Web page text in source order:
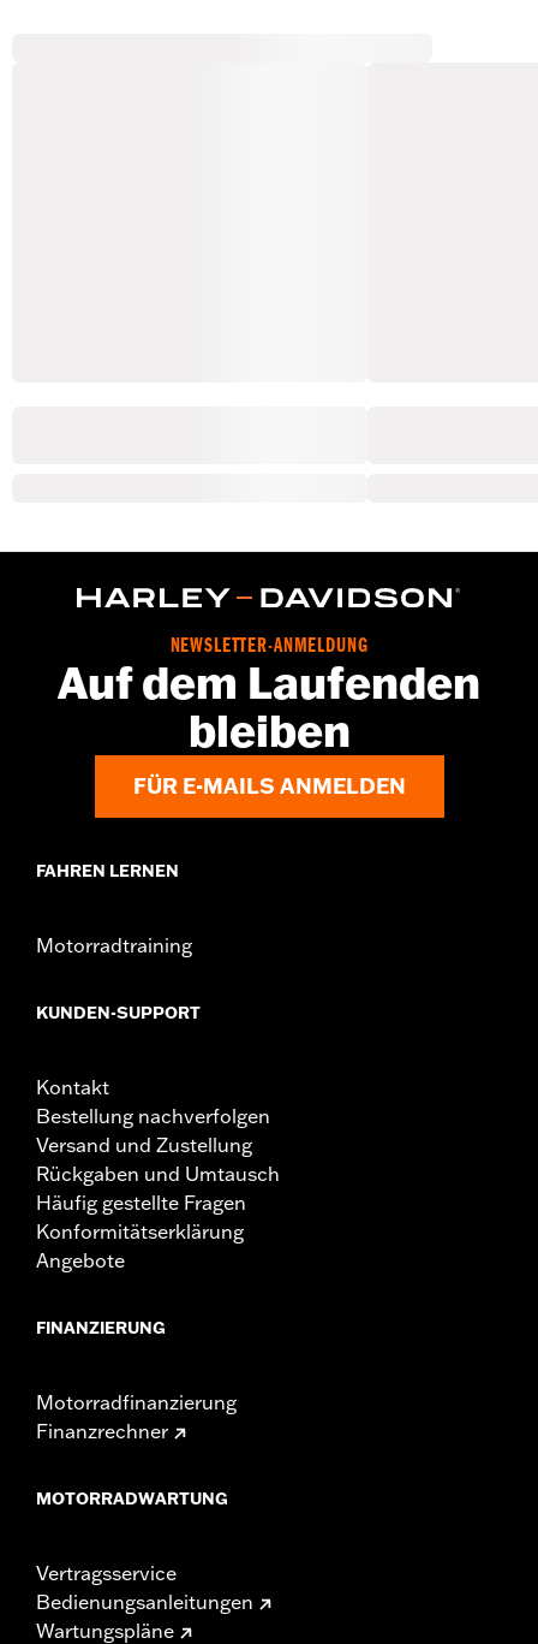
NEWSLETTER-ANMELDUNG
Auf dem Laufenden
bleiben
FÜR E-MAILS ANMELDEN
FAHREN LERNEN
Motorradtraining
KUNDEN-SUPPORT
Kontakt
Bestellung nachverfolgen
Versand und Zustellung
Rückgaben und Umtausch
Häufig gestellte Fragen
Konformitätserklärung
Angebote
FINANZIERUNG
Motorradfinanzierung
Finanzrechner
MOTORRADWARTUNG
Vertragsservice
Bedienungsanleitungen
Wartungspläne